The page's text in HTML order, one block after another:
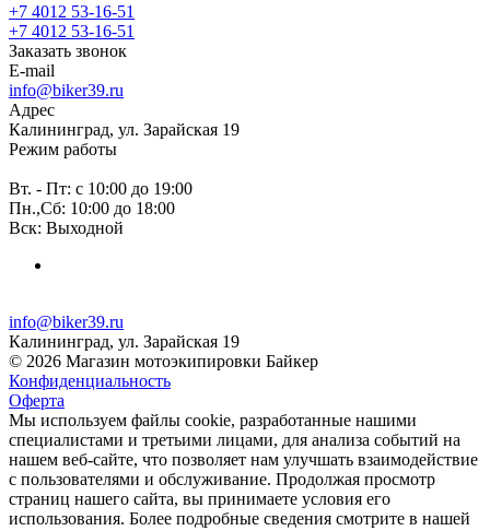
+7 4012 53-16-51
+7 4012 53-16-51
Заказать звонок
E-mail
info@biker39.ru
Адрес
Калининград, ул. Зарайская 19
Режим работы
Вт. - Пт: с 10:00 до 19:00
Пн.,Сб: 10:00 до 18:00
Вск: Выходной
info@biker39.ru
Калининград, ул. Зарайская 19
© 2026 Магазин мотоэкипировки Байкер
Конфиденциальность
Оферта
Мы используем файлы cookie, разработанные нашими
специалистами и третьими лицами, для анализа событий на
нашем веб-сайте, что позволяет нам улучшать взаимодействие
с пользователями и обслуживание. Продолжая просмотр
страниц нашего сайта, вы принимаете условия его
использования. Более подробные сведения смотрите в нашей